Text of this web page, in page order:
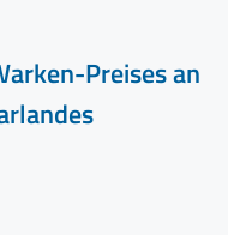
Preises an